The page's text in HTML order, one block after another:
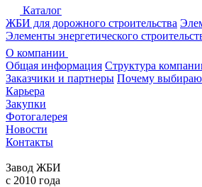
Каталог
ЖБИ для дорожного строительства
Элементы энергетического
О компании
Общая информация Структура
Заказчики и партнеры Почему
Карьера
Закупки
Фотогалерея
Новости
Контакты
Завод ЖБИ
с 2010 года